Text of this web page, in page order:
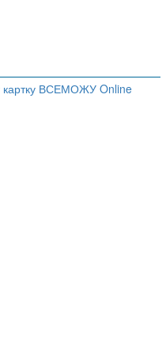
картку ВСЕМОЖУ Online